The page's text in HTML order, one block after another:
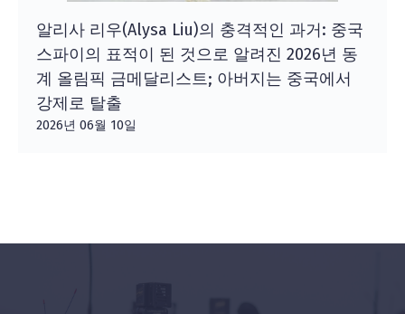
알리사 리우(Alysa Liu)의 충격적인 과거: 중국
스파이의 표적이 된 것으로 알려진 2026년 동
계 올림픽 금메달리스트; 아버지는 중국에서
강제로 탈출
2026년 06월 10일